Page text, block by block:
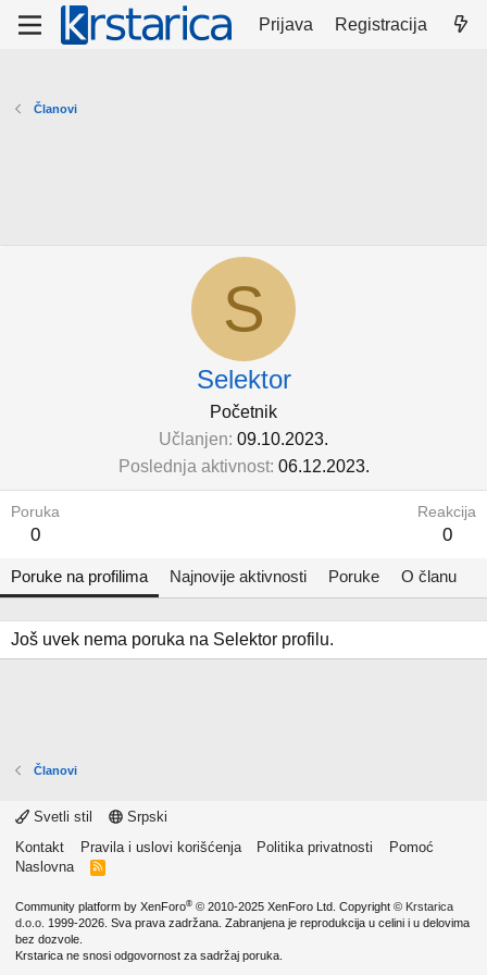
Prijava Registracija
Članovi
S
Selektor
Početnik
Učlanjen 09.10.2023.
Poslednja aktivnost 06.12.2023.
Poruka
0
Reakcija
0
Poruke na profilima Najnovije aktivnosti Poruke O članu
Još uvek nema poruka na Selektor profilu.
Članovi
Svetli stil
Srpski
Kontakt
Pravila i uslovi korišćenja Politika privatnosti
Pomoć
Naslovna
R
Community platform by XenForo® © 2010-2025 XenForo Ltd. Copyright © Krstarica
d.o.o. 1999-2026. Sva prava zadržana. Zabranjena je reprodukcija u celini i u delovima
bez dozvole.
Krstarica ne snosi odgovornost za sadržaj poruka.